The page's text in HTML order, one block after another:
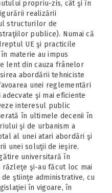
propriu-zis, cât şi în
realizării
structurilor de
publice). Numai că
UE şi practicile
materie au impus
lent din cauza frânelor
abordării tehniciste
unei reglementări
şi mai eficiente
interesul public
în ultimele decenii în
şi de urbanism a
al unei atari abordări şi
unei soluţii de ieşire.
universitară în
răzleţe şi-au făcut loc mai
ştiinţe administrative, cu
în vigoare, în